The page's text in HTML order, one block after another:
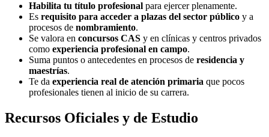
Habilita tu título profesional para ejercer plenamente.
Es requisito para acceder a plazas del sector público y a
procesos de nombramiento.
Se valora en concursos CAS y en clínicas y centros privados
como experiencia profesional en campo.
Suma puntos o antecedentes en procesos de residencia y
maestrías.
Te da experiencia real de atención primaria que pocos
profesionales tienen al inicio de su carrera.
Recursos Oficiales y de Estudio